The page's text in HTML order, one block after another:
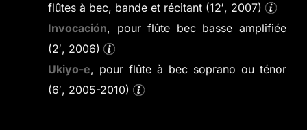
flûtes à bec, bande et récitant (12′, 2007)
Invocación, pour flûte bec basse amplifiée
(2′, 2006)
Ukiyo-e, pour flûte à bec soprano ou ténor
(6′, 2005-2010)